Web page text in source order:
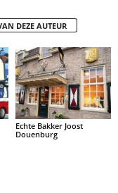
DEZE AUTEUR
Echte Bakker Joost
Douenburg